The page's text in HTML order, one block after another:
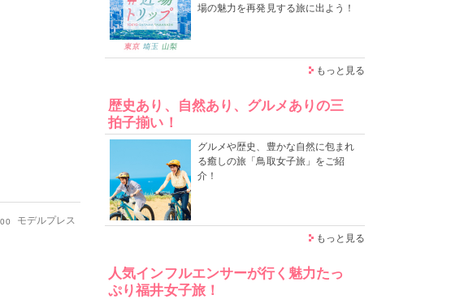
モデルプレス
場の魅力を再発見する旅に出よう！
もっと見る
歴史あり、自然あり、グルメありの三
拍子揃い！
グルメや歴史、豊かな自然に包まれ
る癒しの旅「鳥取女子旅」をご紹
介！
もっと見る
人気インフルエンサーが行く魅力たっ
ぷり福井女子旅！